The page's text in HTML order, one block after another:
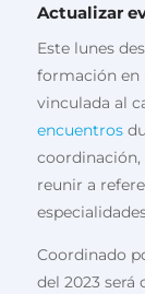
Actualizar
Este lunes
formación en
vinculada al
encuentros
reunir a
Coordinado
del 2023 será